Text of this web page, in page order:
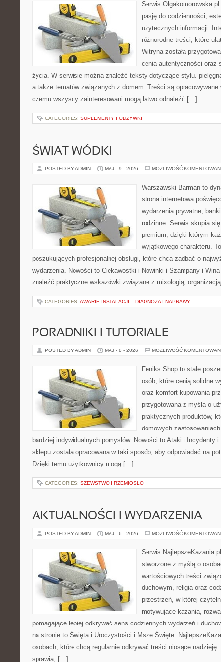
Serwis
pasję do codzienności,
użytecznych informacji.
różnorodne treści, które
Witryna została
cenią autentyczności oraz
życia. W serwisie można znaleźć teksty dotyczące stylu,
a także tematów związanych z domem. Treści są
czemu wszyscy zainteresowani mogą łatwo odnaleźć […]
CATEGORIES: SUPLEMENTY I ODŻYWKI
ŚWIAT WÓDKI
POSTED BY ADMIN MAJ - 9 - 2026 MOŻLIWOŚĆ
Warszawski Barman to
strona internetowa
wydarzenia prywatne,
rodzinne. Serwis skupia
premium, dzięki którym
wyjątkowego charakteru.
poszukujących profesjonalnej obsługi, które chcą zadbać o
wydarzenia. Nowości to Ciekawostki i Nowinki i Szampany i
znaleźć praktyczne wskazówki związane z mixologią,
CATEGORIES: AWARIE INSTALACJI – DIAGNOZA I NAPRAWY
PORADNIKI I TUTORIALE
POSTED BY ADMIN MAJ - 8 - 2026 MOŻLIWOŚĆ
Feniks Shop to stale
osób, które cenią solidne
oraz komfort kupowania
przygotowana z myślą o
praktycznych produktów,
domowych
bardziej indywidualnych pomysłów. Nowości to Ataki i Incydenty
sklepu została opracowana w taki sposób, aby odpowiadać na
Dzięki temu użytkownicy mogą […]
CATEGORIES: SZEWSTWO I RZEMIOSŁO
AKTUALNOŚCI I WYDARZENIA
POSTED BY ADMIN MAJ - 6 - 2026 MOŻLIWOŚĆ
Serwis
stworzone z myślą o
wartościowych treści
duchowym, religią oraz
przestrzeń, w której
motywujące kazania,
pomagające lepiej odkrywać sens codziennych wydarzeń i
na stronie to Święta i Uroczystości i Msze Święte.
osobach, które chcą regularnie odkrywać treści niosące nadzieję.
sprawia, […]